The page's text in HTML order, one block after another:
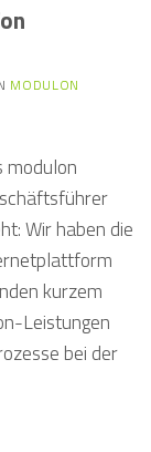
MODULON
modulon
Wir haben die
kurzem
Leistungen
bei der